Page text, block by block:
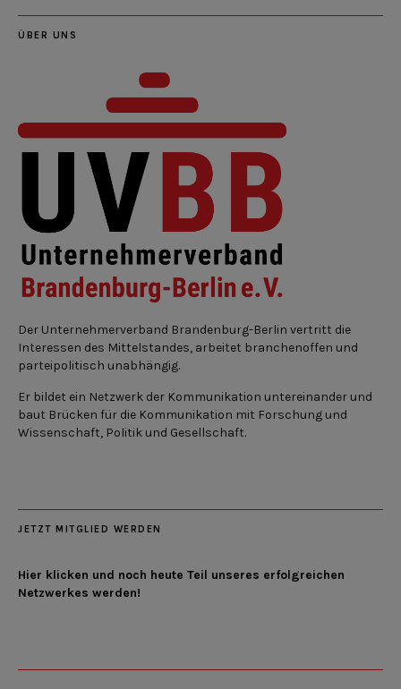
ÜBER UNS
Der Unternehmerverband Brandenburg-Berlin vertritt die
Interessen des Mittelstandes, arbeitet branchenoffen und
parteipolitisch unabhängig.
Er bildet ein Netzwerk der Kommunikation untereinander und
baut Brücken für die Kommunikation mit Forschung und
Wissenschaft, Politik und Gesellschaft.
JETZT MITGLIED WERDEN
Hier klicken und noch heute Teil unseres erfolgreichen
Netzwerkes werden!